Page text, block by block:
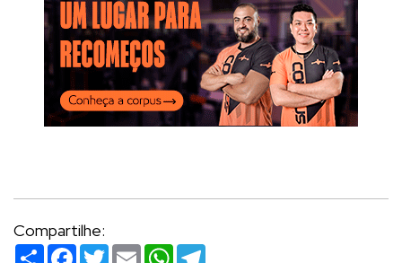
Compartilhe:
Compartilhar
Facebook
TwitterEmailWhatsApp